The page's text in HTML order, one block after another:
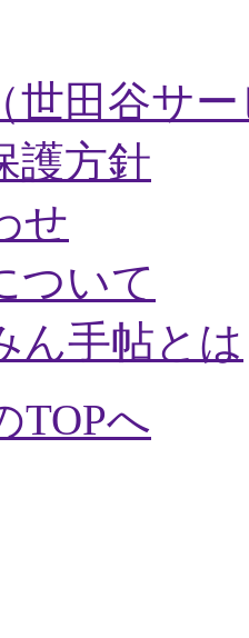
世田谷サ
護方針
せ
ついて
ん手帖とは
TOPへ